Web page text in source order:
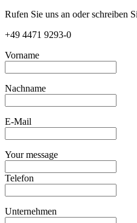
Rufen Sie uns an oder schreiben
+49 4471 9293-0
Vorname
Nachname
E-Mail
Your message
Telefon
Unternehmen